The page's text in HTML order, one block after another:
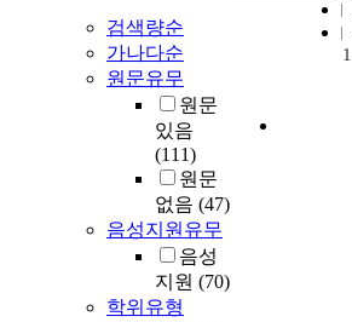
검색량순
가나다순
원문유무
원문
있음
(111)
원문
없음 (47)
음성지원유무
음성
지원 (70)
학위유형
1